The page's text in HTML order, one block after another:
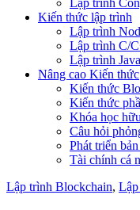
Lập trình
Kiến thức lập trình
Lập trình
Lập trình C/
Lập trình Java
Nâng cao Kiến thức
Kiến thức
Kiến thức
Khóa học
Câu hỏi
Phát triển
Tài chính cá
Lập trình Blockchain,